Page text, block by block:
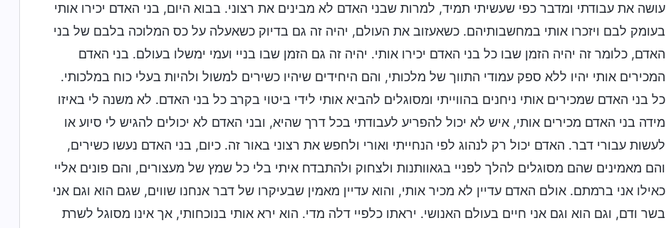
עושה את עבודתי ומדבר כפי שעשיתי תמיד, למרות שבני האדם לא מבינים את רצוני. בבוא היום, בני האדם יכירו אותי
בעומק לבם ויזכרו אותי במחשבותיהם. כשאעזוב את העולם, יהיה זה גם בדיוק כשאעלה על כס המלוכה בלבם של בני
האדם, כלומר זה יהיה הזמן שבו כל בני האדם יכירו אותי. יהיה זה גם הזמן שבו בניי ועמי ימשלו בעולם. בני האדם
המכירים אותי יהיו ללא ספק עמודי התווך של מלכותי, והם היחידים שיהיו כשירים למשול ולהיות בעלי כוח במלכותי.
כל בני האדם שמכירים אותי ניחנים בהווייתי ומסוגלים להביא אותי לידי ביטוי בקרב כל בני האדם. לא משנה לי באיזו
מידה בני האדם מכירים אותי, איש לא יכול להפריע לעבודתי בכל דרך שהיא, ובני האדם לא יכולים להגיש לי סיוע או
לעשות עבורי דבר. האדם יכול רק לנהוג לפי הנחייתי ואורי ולחפש את רצוני באור זה. כיום, בני האדם נעשו כשירים,
והם מאמינים שהם מסוגלים להלך לפניי בגאוותנות ולצחוק ולהתבדח איתי בלי כל שמץ של מעצורים, והם פונים אליי
כאילו אני ברמתם. אולם האדם עדיין לא מכיר אותי, והוא עדיין מאמין שבעיקרו של דבר אנחנו שווים, שגם הוא וגם אני
בשר ודם, וגם הוא וגם אני חיים בעולם האנושי. יראתו כלפיי דלה מדי. הוא ירא אותי בנוכחותי, אך אינו מסוגל לשרת